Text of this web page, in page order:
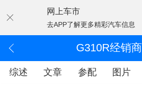
网上车市
去APP了解更多精彩汽车信息
G310R经销商
综述 文章 参配 图片